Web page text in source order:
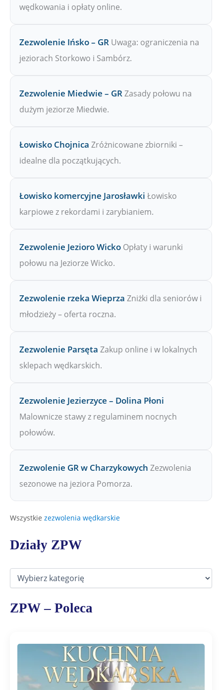
wędkowania i opłaty online.
Zezwolenie Ińsko – GR Uwaga: ograniczenia na
jeziorach Storkowo i Sambórz.
Zezwolenie Miedwie – GRZasady połowu na
dużym jeziorze Miedwie.
Łowisko Chojnica Zróżnicowane zbiorniki –
idealne dla początkujących.
Łowisko komercyjne Jarosławki Łowisko
karpiowe z rekordami i zarybianiem.
Zezwolenie Jezioro Wicko Opłaty i warunki
połowu na Jeziorze Wicko.
Zezwolenie rzeka Wieprza Zniżki dla seniorów i
młodzieży – oferta roczna.
Zezwolenie Parsęta Zakup online i w lokalnych
sklepach wędkarskich.
Zezwolenie Jezierzyce – Dolina Płoni
Malownicze stawy z regulaminem nocnych
połowów.
Zezwolenie GR w Charzykowych Zezwolenia
sezonowe na jeziora Pomorza.
Wszystkie zezwolenia wędkarskie
Działy ZPW
D
a
łZPW – Poleca